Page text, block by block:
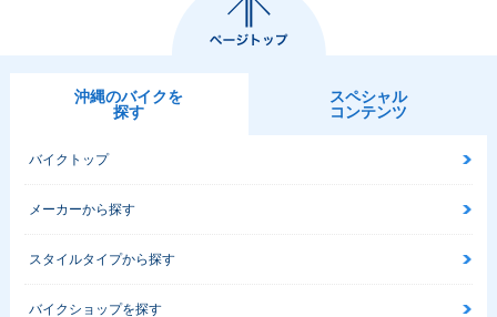
沖縄のバイクを
探す
スペシャル
コンテンツ
バイクトップ
メーカーから探す
スタイルタイプから探す
バイクショップを探す